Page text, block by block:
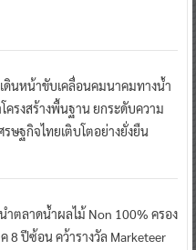
ดินหน้าขับเคลื่อนคมนาคมทางน้ำ
รงสร้างพื้นฐาน ยกระดับความ
รษฐกิจไทยเติบโตอย่างยั่งยืน
ำตลาดน้ำผลไม้ Non 100% ครอง
8 ปีซ้อน คว้ารางวัล Marketeer